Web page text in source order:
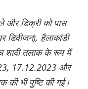
और डिक्री को पास
डिवीजन), हैलाकांडी
शादी तलाक के रूप में
17.12.2023 और
की भी पुष्टि की गई।